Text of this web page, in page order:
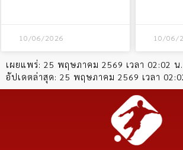
10/06/2026 10/06/
เผยแพร่: 25 พฤษภาคม 2569 เวลา 02:02 น.
อัปเดตล่าสุด: 25 พฤษภาคม 2569 เวลา